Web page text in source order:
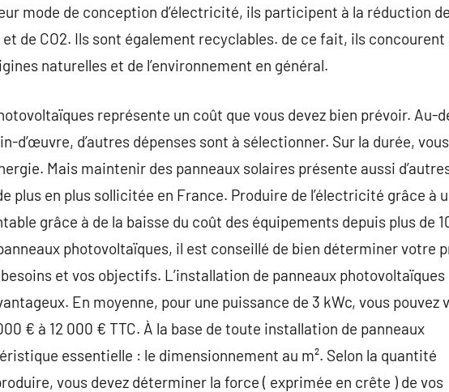
mode de conception d’électricité, ils participent à la réduction
de CO2. Ils sont également recyclables. de ce fait, ils concourent
naturelles et de l’environnement en général.
représente un coût que vous devez bien prévoir. Au-
d’œuvre, d’autres dépenses sont à sélectionner. Sur la durée, vous
Mais maintenir des panneaux solaires présente aussi
plus en plus sollicitée en France. Produire de l’électricité grâce à
grâce à de la baisse du coût des équipements depuis plus de
photovoltaïques, il est conseillé de bien déterminer votre
et vos objectifs. L’installation de panneaux photovoltaïques
En moyenne, pour une puissance de 3 kWc, vous pouvez
€ à 12 000 € TTC. À la base de toute installation de panneaux
essentielle : le dimensionnement au m². Selon la quantité
vous devez déterminer la force ( exprimée en crête ) de vos